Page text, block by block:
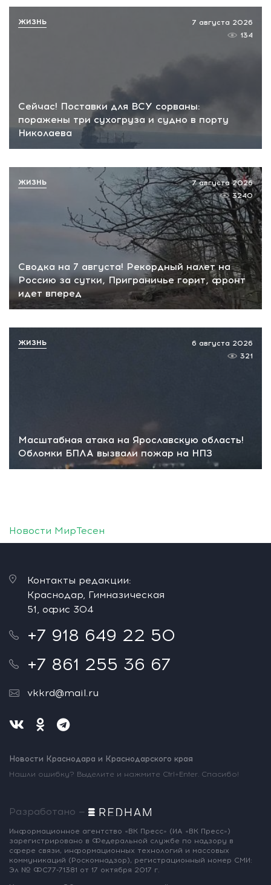
Сейчас! Поставки для ВСУ сорваны:
поражены три сухогруза и судно в порту
Николаева
7 августа 2026
134
ЖИЗНЬ
Сводка на 7 августа! Рекордный налет на
Россию за сутки, Приграничье горит, фронт
идет вперед
7 августа 2026
3240
ЖИЗНЬ
Масштабная атака на Ярославскую область!
Обломки БПЛА вызвали пожар на НПЗ
6 августа 2026
321
ЖИЗНЬ
Новости МирТесен
Контакты редакции:
Краснодар, Гимназическая
51, офис 304
+7 918 649 22 50
+7 861 255 36 67
vkkrd@mail.ru
Новости Краснодара и Краснодарского края
Нашли ошибку? Выделите и нажмите Ctrl+Enter. Спасибо!
Разработано —
Информационное агентство «ВК Пресс» (ИА «ВК Пресс»)
зарегистрировано в Федеральной службе по надзору в
сфере связи, информационных технологий и массовых
коммуникаций (Роскомнадзор), регистрационный номер СМИ:
Эл № ФС77-71381 от 17 октября 2017 г.